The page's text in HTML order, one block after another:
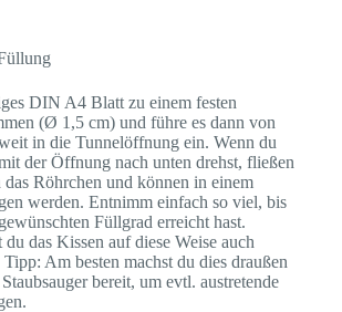
DIN A4 Blatt zu einem festen
(Ø 1,5 cm) und führe es dann von
in die Tunnelöffnung ein. Wenn du
der Öffnung nach unten drehst, fließen
das Röhrchen und können in einem
werden. Entnimm einfach so viel, bis
Füllgrad erreicht hast.
das Kissen auf diese Weise auch
Am besten machst du dies draußen
bereit, um evtl. austretende